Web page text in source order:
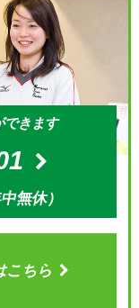
できます
無休）
こちら